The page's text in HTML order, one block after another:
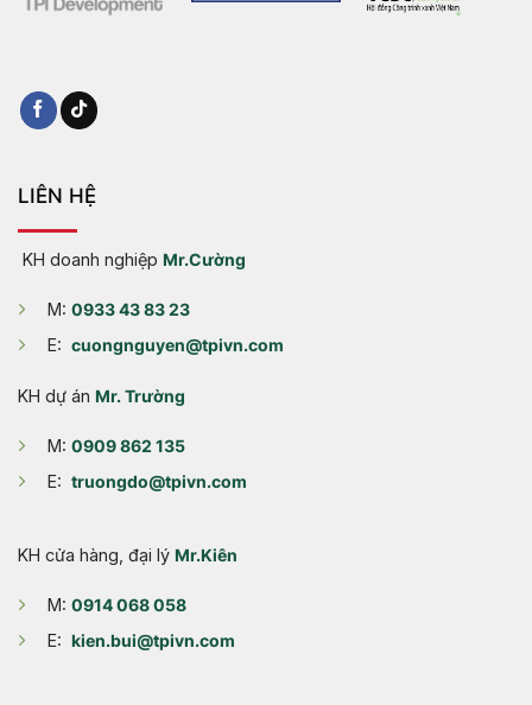
LIÊN HỆ
KH doanh nghiệp Mr.Cường
M: 0933 43 83 23
E: cuongnguyen@tpivn.com
KH dự án Mr. Trường
M: 0909 862 135
E: truongdo@tpivn.com
KH cửa hàng, đại lý Mr.Kiên
M: 0914 068 058
E: kien.bui@tpivn.com